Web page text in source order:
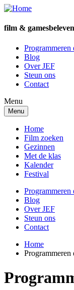
Overslaan
naar
inhoud
film & gamesbeleven
Topnavigatie
Programmeren
Blog
Over JEF
Steun ons
Contact
Menu
Menu
Home
Film zoeken
Gezinnen
Met de klas
Kalender
Festival
Programmeren
Blog
Over JEF
Steun ons
Contact
Breadcrumb
Home
Programmeren